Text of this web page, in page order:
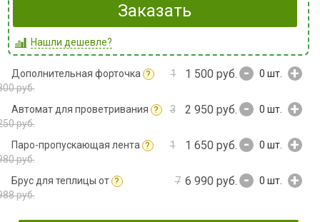
Заказать
Нашли дешевле?
Дополнительная форточка ?
1
руб.
1 500 руб. - 0 шт. +
Автомат для проветривания ?
3
руб.
2 950 руб. - 0 шт. +
Паро-пропускающая лента ?
1
руб.
1 650 руб. - 0 шт. +
Брус для теплицы от ?
7
руб.
6 990 руб. - 0 шт. +